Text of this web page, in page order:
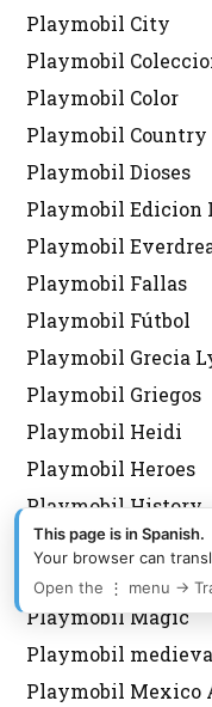
Playmobil City
Playmobil
Playmobil Color
Playmobil Country
Playmobil Dioses
Playmobil Edicion
Playmobil
Playmobil Fallas
Playmobil Fútbol
Playmobil Grecia
Playmobil Griegos
Playmobil Heidi
Playmobil Heroes
Playmobil History
Playmobil Japon
Playmobil Korea
Playmobil Magic
Playmobil
Playmobil Mexico
This page is in Spanish.
Your browser can
Open the ⋮ menu →